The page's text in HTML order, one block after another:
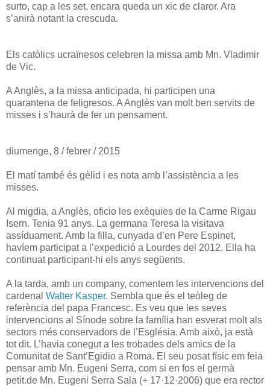
surto, cap a les set, encara queda un xic de claror. Ara
s’anirà notant la crescuda.
Els catòlics ucraïnesos celebren la missa amb Mn. Vladimir
de Vic.
A Anglès, a la missa anticipada, hi participen una
quarantena de feligresos. A Anglès van molt ben servits de
misses i s’haurà de fer un pensament.
diumenge, 8 / febrer / 2015
El matí també és gèlid i es nota amb l’assistència a les
misses.
Al migdia, a Anglès, oficio les exèquies de la Carme Rigau
Isern. Tenia 91 anys. La germana Teresa la visitava
assíduament. Amb la filla, cunyada d’en Pere Espinet,
havíem participat a l’expedició a Lourdes del 2012. Ella ha
continuat participant-hi els anys següents.
A la tarda, amb un company, comentem les intervencions del
cardenal Walter Kasper. Sembla que és el teòleg de
referència del papa Francesc. Es veu que les seves
intervencions al Sínode sobre la família han esverat molt als
sectors més conservadors de l’Església. Amb això, ja està
tot dit. L’havia conegut a les trobades dels amics de la
Comunitat de Sant’Egidio a Roma. El seu posat físic em feia
pensar amb Mn. Eugeni Serra, com si en fos el germà
petit.de Mn. Eugeni Serra Sala (+ 17·12·2006) que era rector